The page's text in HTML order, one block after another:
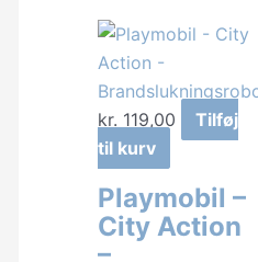
kr. 119,00
Tilføj
til kurv
Playmobil –
City Action
–